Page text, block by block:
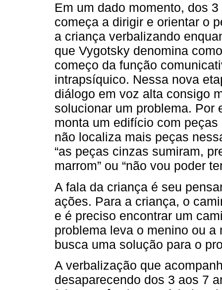
Em um dado momento, dos
começa a dirigir e orientar o
a criança verbalizando
que Vygotsky denomina
começo da função
intrapsíquico. Nessa nova
diálogo em voz alta consigo
solucionar um problema. Por
monta um edifício com
não localiza mais peças
“as peças cinzas sumiram,
marrom” ou “não vou poder
A fala da criança é seu
ações. Para a criança, o
e é preciso encontrar um
problema leva o menino ou
busca uma solução para o
A verbalização que
desaparecendo dos 3 aos 7